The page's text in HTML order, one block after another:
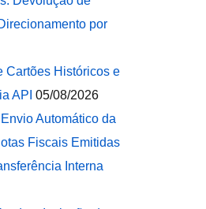
por
Cartões Históricos e
API 05/08/2026
Automático da
Fiscais Emitidas
Interna